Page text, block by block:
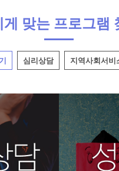
게 맞는 프로그램
심리상담 지역사회서비
성인상담